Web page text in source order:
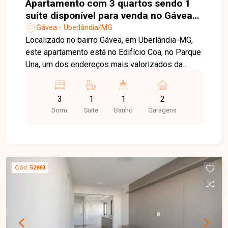
Apartamento com 3 quartos sendo 1
suíte disponível para venda no Gávea
em Uberlândia/MG
Gávea - Uberlândia/MG
Localizado no bairro Gávea, em Uberlândia-MG,
este apartamento está no Edifício Coa, no Parque
Una, um dos endereços mais valorizados da
infraestrutura completa, com áreas verdes,
mobilidade, comércio, serviços, gastronomia e
lazer, proporcionando praticidade, sofisticação e
estar e jantar integrada à varanda gourmet, lavabo,
03 suítes, cozinha com excelente distribuição
dos espaços integrada à área de serviço e
acabamento de alto padrão, oferecendo
ambientes amplos, confortáveis e com excelente
iluminação natural. A varanda gourmet
3
Dorm.
1
Suite
1
Banho
2
Garagens
Cód. 52863